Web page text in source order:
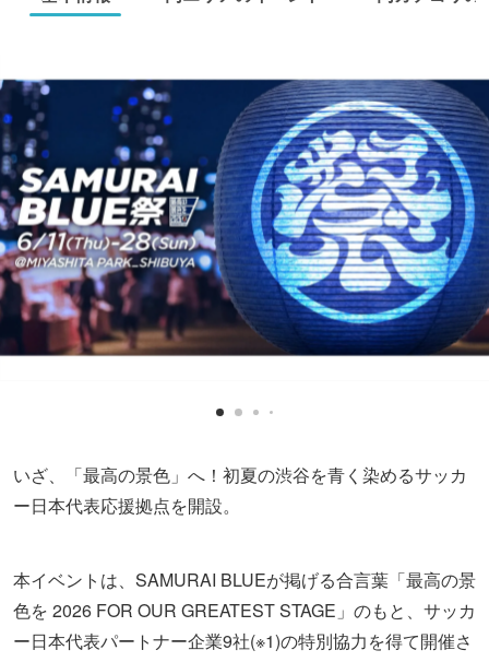
いざ、「最高の景色」へ！初夏の渋谷を青く染めるサッカ
ー日本代表応援拠点を開設。
本イベントは、SAMURAI BLUEが掲げる合言葉「最高の景
色を 2026 FOR OUR GREATEST STAGE」のもと、サッカ
ー日本代表パートナー企業9社(※1)の特別協力を得て開催さ